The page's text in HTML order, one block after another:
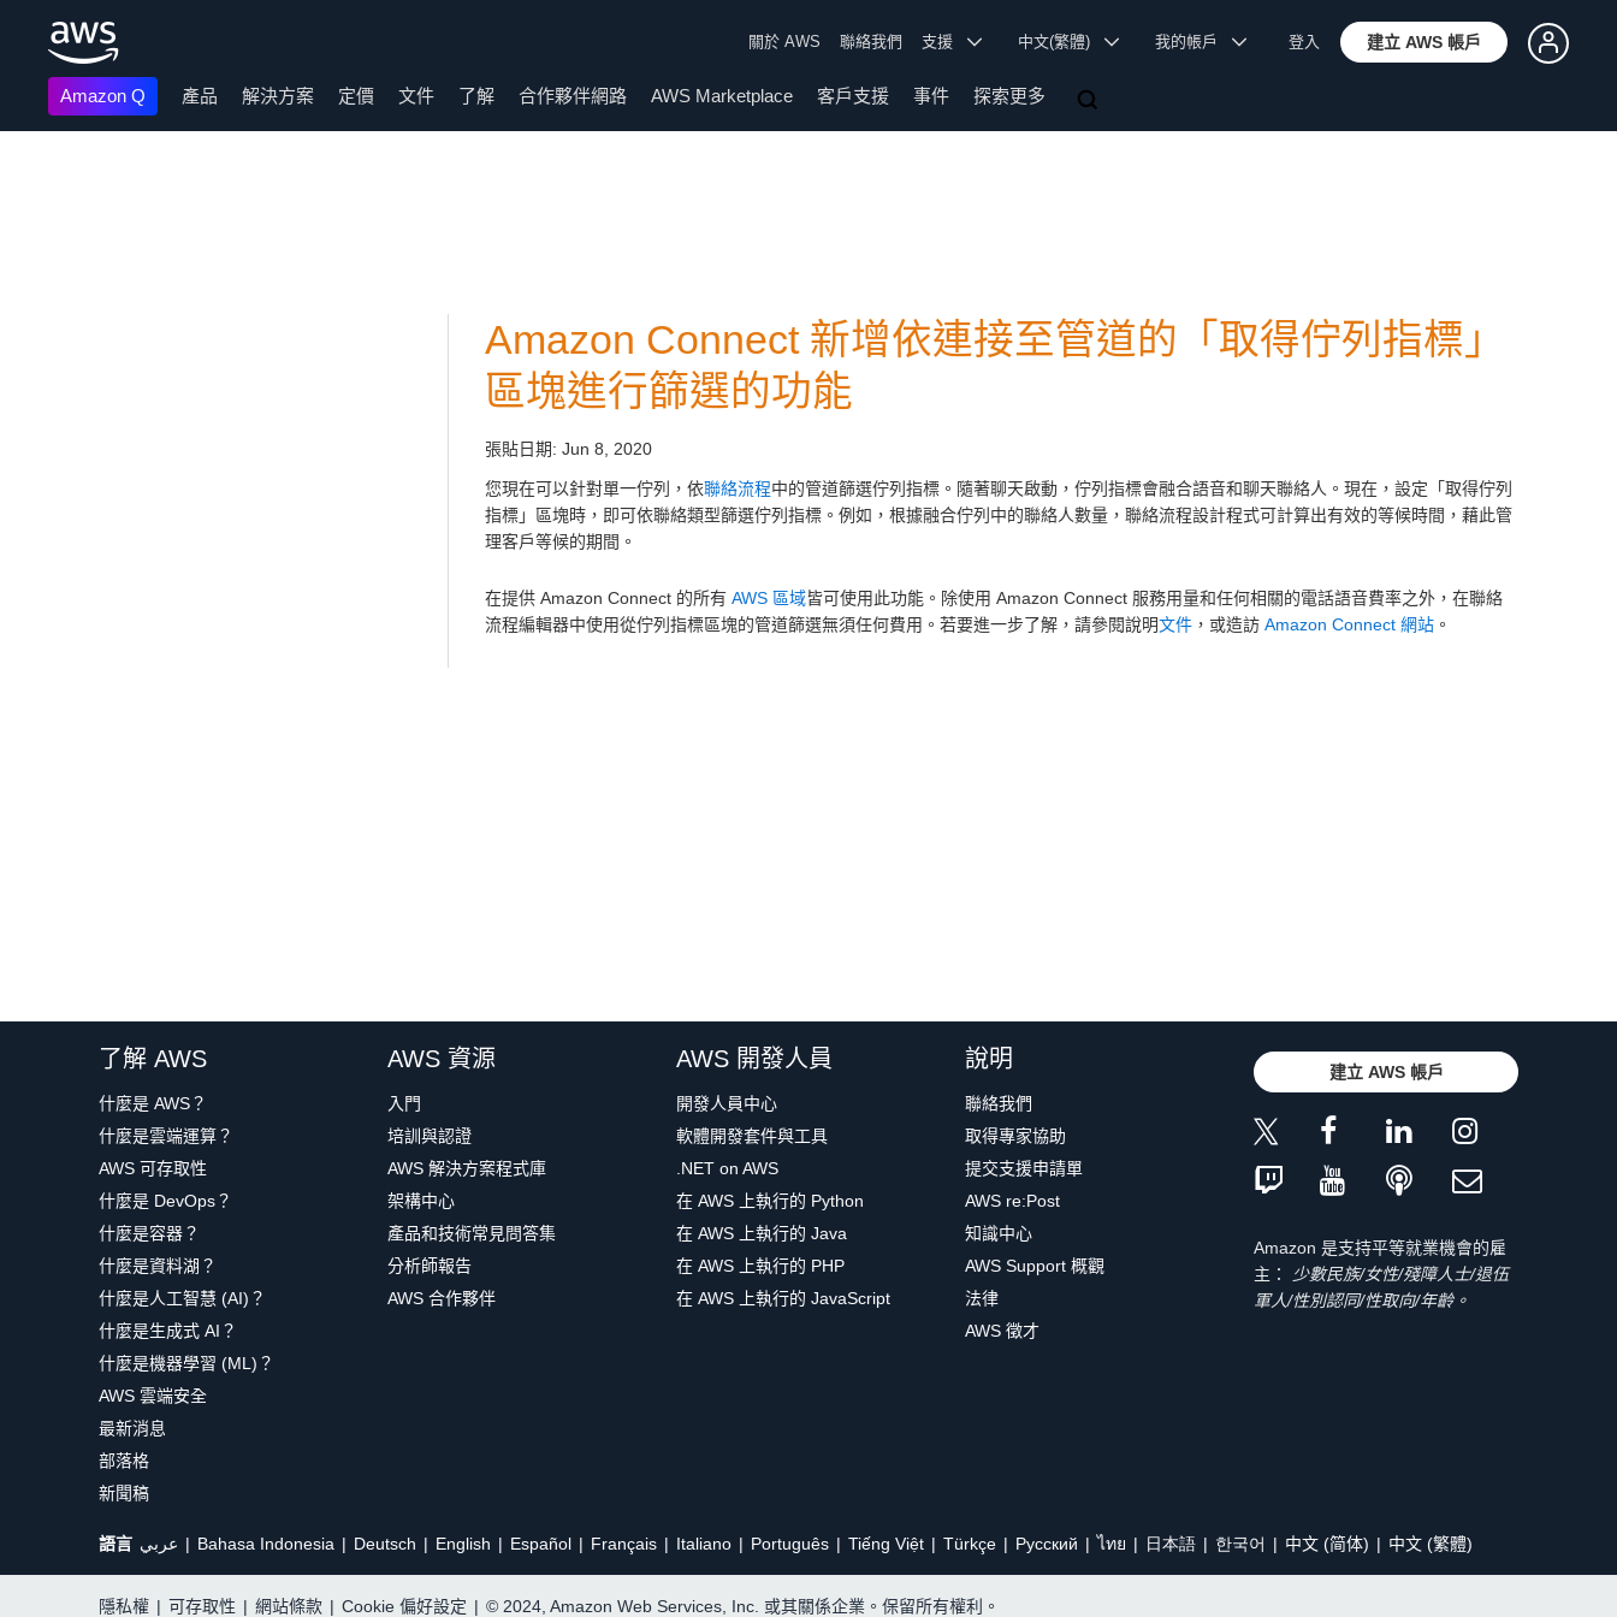
關於 AWS 聯絡我們 支援 中文(繁體) 我的帳戶 登入 建立 AWS 帳戶
Amazon Q 產品 解決方案 定價 文件 了解 合作夥伴網路 AWS Marketplace 客戶支援 事件 探索更多
Amazon Connect 新增依連接至管道的「取得佇列指標」
區塊進行篩選的功能
張貼日期: Jun 8, 2020
您現在可以針對單一佇列，依聯絡流程中的管道篩選佇列指標。隨著聊天啟動，佇列指標會融合語音和聊天聯絡人。現在，設定「取得佇列
指標」區塊時，即可依聯絡類型篩選佇列指標。例如，根據融合佇列中的聯絡人數量，聯絡流程設計程式可計算出有效的等候時間，藉此管
理客戶等候的期間。
在提供 Amazon Connect 的所有 AWS 區域皆可使用此功能。除使用 Amazon Connect 服務用量和任何相關的電話語音費率之外，在聯絡
流程編輯器中使用從佇列指標區塊的管道篩選無須任何費用。若要進一步了解，請參閱說明文件 ，或造訪 Amazon Connect 網站 。
了解 AWS
什麼是 AWS？
什麼是雲端運算？
AWS 可存取性
什麼是 DevOps？
什麼是容器？
什麼是資料湖？
什麼是人工智慧 (AI)？
什麼是生成式 AI？
什麼是機器學習 (ML)？
AWS 雲端安全
最新消息
部落格
新聞稿
AWS 資源
入門
培訓與認證
AWS 解決方案程式庫
架構中心
產品和技術常見問答集
分析師報告
AWS 合作夥伴
AWS 開發人員
開發人員中心
軟體開發套件與工具
.NET on AWS
在 AWS 上執行的 Python
在 AWS 上執行的 Java
在 AWS 上執行的 PHP
在 AWS 上執行的 JavaScript
說明
聯絡我們
取得專家協助
提交支援申請單
AWS re:Post
知識中心
AWS Support 概觀
法律
AWS 徵才
建立 AWS 帳戶
Amazon 是支持平等就業機會的雇
主：
少數民族/女性/殘障人士/退伍
軍人/性別認同/性取向/年齡。
語言 عربي Bahasa Indonesia Deutsch English Español Français Italiano Português Tiếng Việt Türkçe Ρусский ไทย 日本語 한국어 中文 (简体) 中文 (繁體)
隱私權 | 可存取性 | 網站條款 | Cookie 偏好設定 | © 2024, Amazon Web Services, Inc. 或其關係企業。保留所有權利。